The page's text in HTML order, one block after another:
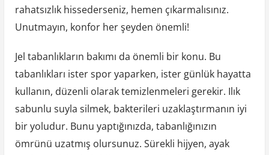
rahatsızlık hissederseniz, hemen çıkarmalısınız.
Unutmayın, konfor her şeyden önemli!
Jel tabanlıkların bakımı da önemli bir konu. Bu
tabanlıkları ister spor yaparken, ister günlük hayatta
kullanın, düzenli olarak temizlenmeleri gerekir. Ilık
sabunlu suyla silmek, bakterileri uzaklaştırmanın iyi
bir yoludur. Bunu yaptığınızda, tabanlığınızın
ömrünü uzatmış olursunuz. Sürekli hijyen, ayak